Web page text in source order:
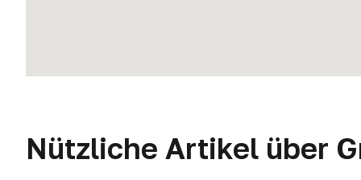
Nützliche Artikel über